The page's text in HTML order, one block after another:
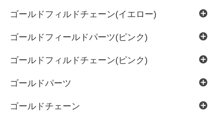
ゴールドフィルドチェーン(イエロー)
ゴールドフィールドパーツ(ピンク)
ゴールドフィルドチェーン(ピンク)
ゴールドパーツ
ゴールドチェーン